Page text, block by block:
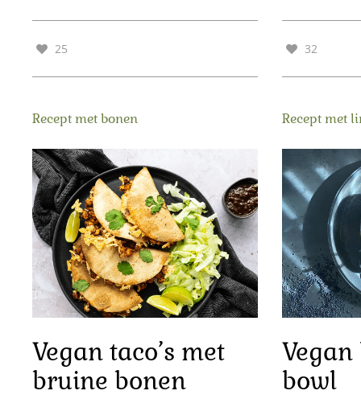
25 32
Recept met bonen
Vegan taco’s met
bruine bonen
Recept met
bowl